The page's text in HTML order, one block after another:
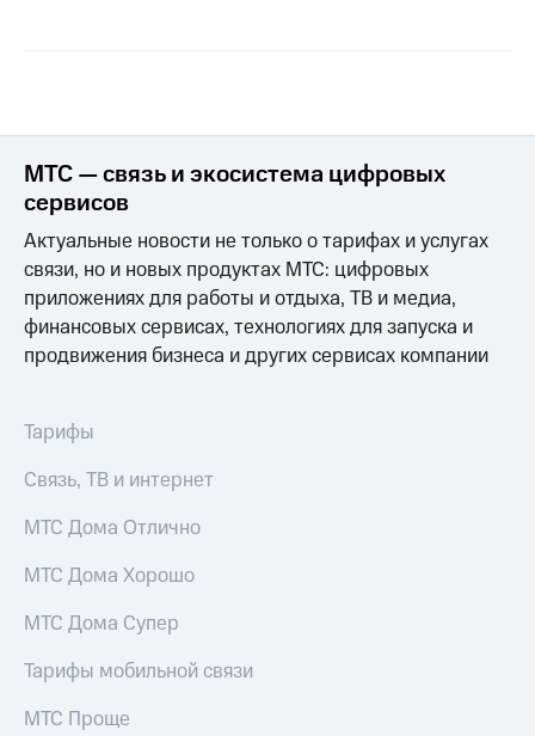
МТС — связь и экосистема цифровых
сервисов
Актуальные новости не только о тарифах и услугах
связи, но и новых продуктах МТС: цифровых
приложениях для работы и отдыха, ТВ и медиа,
финансовых сервисах, технологиях для запуска и
продвижения бизнеса и других сервисах компании
Тарифы
Связь, ТВ и интернет
МТС Дома Отлично
МТС Дома Хорошо
МТС Дома Супер
Тарифы мобильной связи
МТС Проще